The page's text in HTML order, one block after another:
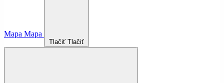
Mapa Mapa
Tlačiť Tlačiť